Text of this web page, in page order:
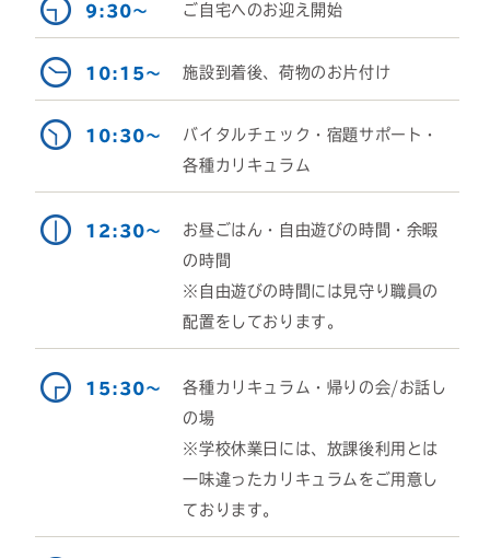
9:30～ ご自宅へのお迎え開始
10:15～ 施設到着後、荷物のお片付け
10:30～
バイタルチェック・宿題サポート・
各種カリキュラム
12:30～
お昼ごはん・自由遊びの時間・余暇
の時間
※自由遊びの時間には見守り職員の
配置をしております。
15:30～
各種カリキュラム・帰りの会/お話し
の場
※学校休業日には、放課後利用とは
一味違ったカリキュラムをご用意し
ております。